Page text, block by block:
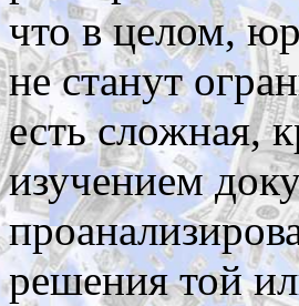
что в целом,
не станут
есть сложная,
изучением
решения той